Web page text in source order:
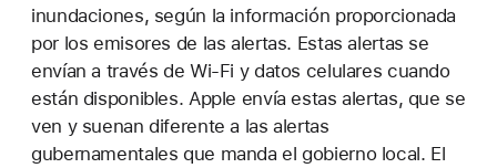
inundaciones, según la información proporcionada
por los emisores de las alertas. Estas alertas se
envían a través de Wi-Fi y datos celulares cuando
están disponibles. Apple envía estas alertas, que se
ven y suenan diferente a las alertas
gubernamentales que manda el gobierno local. El